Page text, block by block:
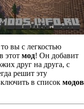
то вы с легкостью
этот мод! Он добавит
друг на друга, с
решит эту
в список модов